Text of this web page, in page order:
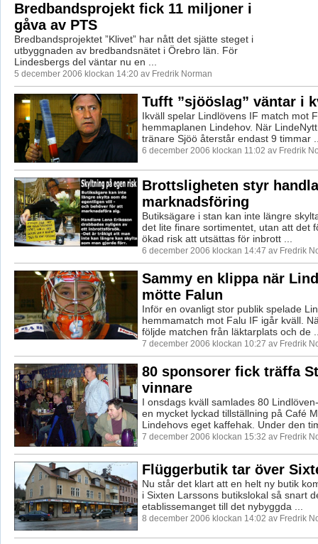
Bredbandsprojekt fick 11 miljoner i
gåva av PTS
Bredbandsprojektet ”Klivet” har nått det sjätte steget i
utbyggnaden av bredbandsnätet i Örebro län. För
Lindesbergs del väntar nu en ...
5 december 2006 klockan 14:20 av Fredrik Norman
Tufft ”sjööslag” väntar i
Ikväll spelar Lindlövens IF match mot
hemmaplanen Lindehov. När
tränare Sjöö återstår endast 9 timmar
6 december 2006 klockan 11:02 av Fredrik
Brottsligheten styr
marknadsföring
Butiksägare i stan kan inte längre
det lite finare sortimentet, utan att det
ökad risk att utsättas för inbrott ...
6 december 2006 klockan 14:47 av Fredrik
Sammy en klippa när
mötte Falun
Inför en ovanligt stor publik spelade
hemmamatch mot Falu IF igår kväll.
följde matchen från läktarplats och de
7 december 2006 klockan 10:27 av Fredrik
80 sponsorer fick träffa
vinnare
I onsdags kväll samlades 80
en mycket lyckad tillställning på Café
Lindehovs eget kaffehak. Under den
7 december 2006 klockan 15:32 av Fredrik
Flüggerbutik tar över
Nu står det klart att en helt ny butik
i Sixten Larssons butikslokal så snart
etablissemanget till det nybyggda ...
8 december 2006 klockan 14:02 av Fredrik